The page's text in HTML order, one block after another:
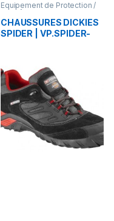
Equipement de Protection /
EPI
Vêtements de travail
CHAUSSURES DICKIES
SPIDER | VP.SPIDER-